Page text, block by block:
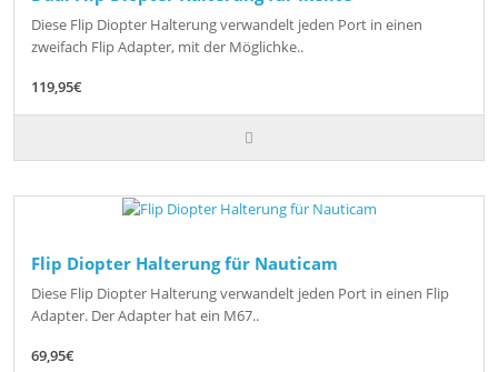
Diese Flip Diopter Halterung verwandelt jeden Port in einen
zweifach Flip Adapter, mit der Möglichke..
119,95€
Flip Diopter Halterung für Nauticam
Diese Flip Diopter Halterung verwandelt jeden Port in einen Flip
Adapter. Der Adapter hat ein M67..
69,95€